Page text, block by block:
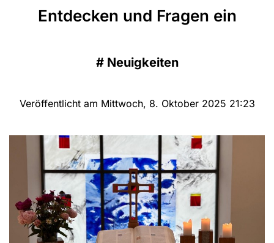
Entdecken und Fragen ein
# Neuigkeiten
Veröffentlicht am Mittwoch, 8. Oktober 2025 21:23